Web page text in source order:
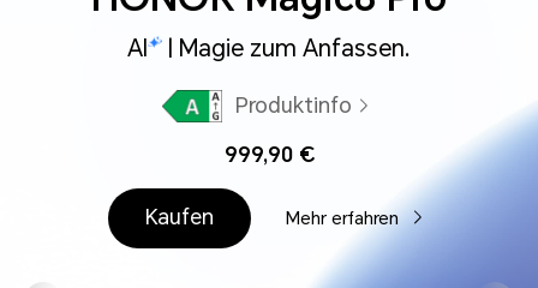
AI | Magie zum Anfassen.
Produktinfo
999,90 €
Kaufen Mehr erfahren